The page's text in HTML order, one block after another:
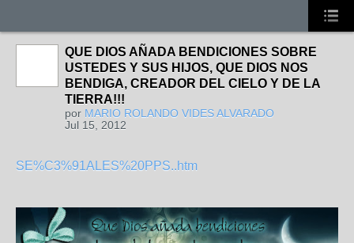
QUE DIOS AÑADA BENDICIONES SOBRE
USTEDES Y SUS HIJOS, QUE DIOS NOS
BENDIGA, CREADOR DEL CIELO Y DE LA
TIERRA!!!
por MARIO ROLANDO VIDES ALVARADO
Jul 15, 2012
SE%C3%91ALES%20PPS..htm